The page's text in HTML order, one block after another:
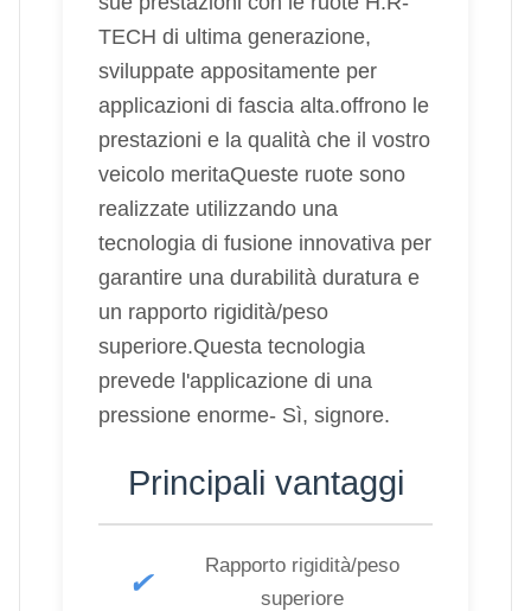
TECH di ultima generazione,
sviluppate appositamente per
applicazioni di fascia alta.offrono le
prestazioni e la qualità che il vostro
veicolo meritaQueste ruote sono
realizzate utilizzando una
tecnologia di fusione innovativa per
garantire una durabilità duratura e
un rapporto rigidità/peso
superiore.Questa tecnologia
prevede l'applicazione di una
pressione enorme- Sì, signore.
Principali vantaggi
✔
Rapporto rigidità/peso
superiore